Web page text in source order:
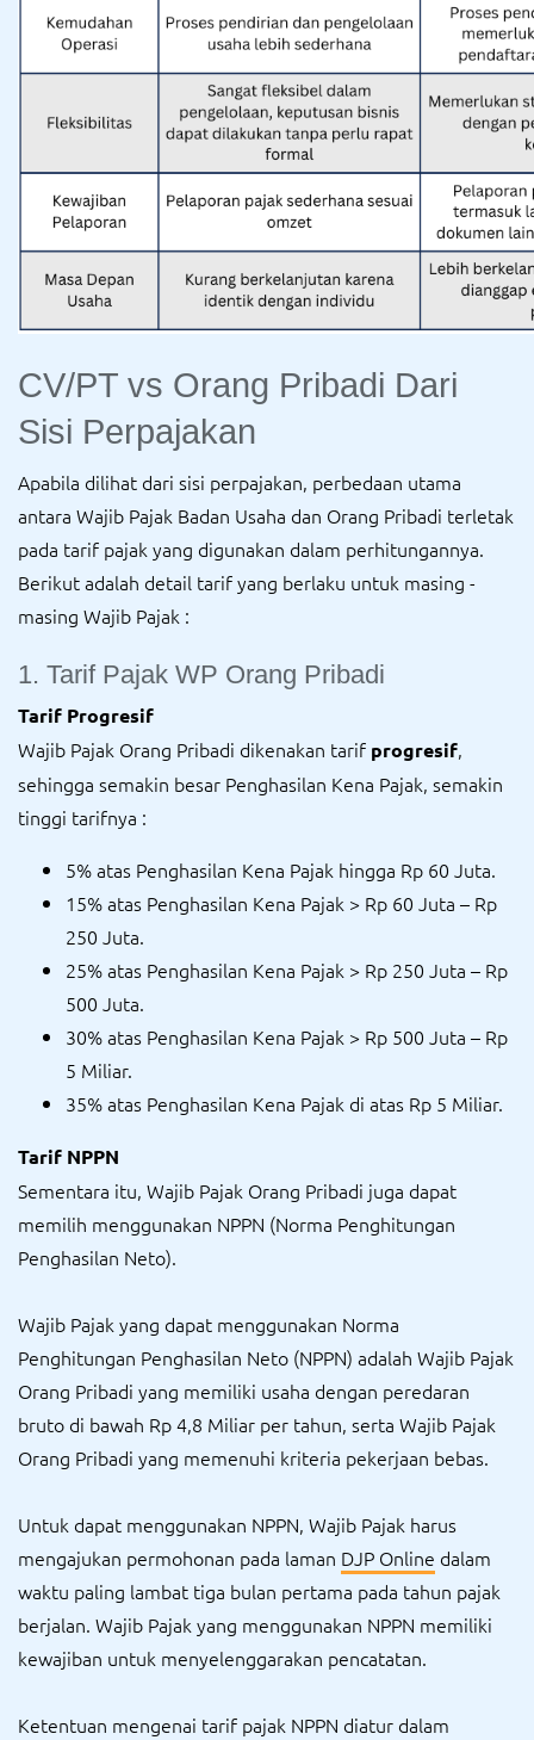
CV/PT vs Orang Pribadi Dari
Sisi Perpajakan
Apabila dilihat dari sisi perpajakan, perbedaan utama
antara Wajib Pajak Badan Usaha dan Orang Pribadi terletak
pada tarif pajak yang digunakan dalam perhitungannya.
Berikut adalah detail tarif yang berlaku untuk masing -
masing Wajib Pajak :
1. Tarif Pajak WP Orang Pribadi
Tarif Progresif
Wajib Pajak Orang Pribadi dikenakan tarif progresif,
sehingga semakin besar Penghasilan Kena Pajak, semakin
tinggi tarifnya :
5% atas Penghasilan Kena Pajak hingga Rp 60 Juta.
15% atas Penghasilan Kena Pajak > Rp 60 Juta – Rp
250 Juta.
25% atas Penghasilan Kena Pajak > Rp 250 Juta – Rp
500 Juta.
30% atas Penghasilan Kena Pajak > Rp 500 Juta – Rp
5 Miliar.
35% atas Penghasilan Kena Pajak di atas Rp 5 Miliar.
Tarif NPPN
Sementara itu, Wajib Pajak Orang Pribadi juga dapat
memilih menggunakan NPPN (Norma Penghitungan
Penghasilan Neto).
Wajib Pajak yang dapat menggunakan Norma
Penghitungan Penghasilan Neto (NPPN) adalah Wajib Pajak
Orang Pribadi yang memiliki usaha dengan peredaran
bruto di bawah Rp 4,8 Miliar per tahun, serta Wajib Pajak
Orang Pribadi yang memenuhi kriteria pekerjaan bebas.
Untuk dapat menggunakan NPPN, Wajib Pajak harus
mengajukan permohonan pada laman DJP Online dalam
waktu paling lambat tiga bulan pertama pada tahun pajak
berjalan. Wajib Pajak yang menggunakan NPPN memiliki
kewajiban untuk menyelenggarakan pencatatan.
Ketentuan mengenai tarif pajak NPPN diatur dalam